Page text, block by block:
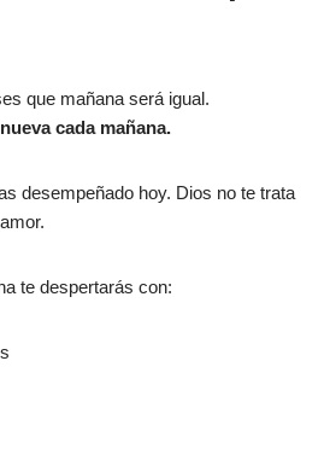
que mañana será igual.
cada mañana.
desempeñado hoy. Dios no te trata
te despertarás con: